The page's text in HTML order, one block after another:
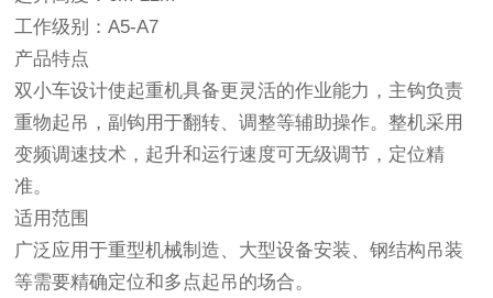
工作级别：A5-A7
产品特点
双小车设计使起重机具备更灵活的作业能力，主钩负责
重物起吊，副钩用于翻转、调整等辅助操作。整机采用
变频调速技术，起升和运行速度可无级调节，定位精
准。
适用范围
广泛应用于重型机械制造、大型设备安装、钢结构吊装
等需要精确定位和多点起吊的场合。